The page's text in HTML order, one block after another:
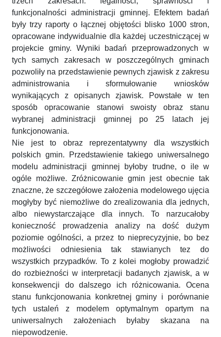
funkcjonalności administracji gminnej. Efektem badań
były trzy raporty o łącznej objętości blisko 1000 stron,
opracowane indywidualnie dla każdej uczestniczącej w
projekcie gminy. Wyniki badań przeprowadzonych w
tych samych zakresach w poszczególnych gminach
pozwoliły na przedstawienie pewnych zjawisk z zakresu
administrowania i sformułowanie wniosków
wynikających z opisanych zjawisk. Powstałe w ten
sposób opracowanie stanowi swoisty obraz stanu
wybranej administracji gminnej po 25 latach jej
funkcjonowania.
Nie jest to obraz reprezentatywny dla wszystkich
polskich gmin. Przedstawienie takiego uniwersalnego
modelu administracji gminnej byłoby trudne, o ile w
ogóle możliwe. Zróżnicowanie gmin jest obecnie tak
znaczne, że szczegółowe założenia modelowego ujęcia
mogłyby być niemożliwe do zrealizowania dla jednych,
albo niewystarczające dla innych. To narzucałoby
konieczność prowadzenia analizy na dość dużym
poziomie ogólności, a przez to nieprecyzyjnie, bo bez
możliwości odniesienia tak stawianych tez do
wszystkich przypadków. To z kolei mogłoby prowadzić
do rozbieżności w interpretacji badanych zjawisk, a w
konsekwencji do dalszego ich różnicowania. Ocena
stanu funkcjonowania konkretnej gminy i porównanie
tych ustaleń z modelem optymalnym opartym na
uniwersalnych założeniach byłaby skazana na
niepowodzenie.